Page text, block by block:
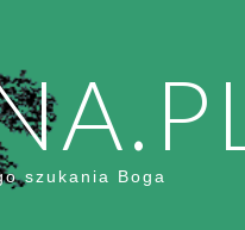
szukania Boga